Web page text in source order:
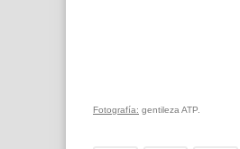
Fotografía: gentileza ATP.